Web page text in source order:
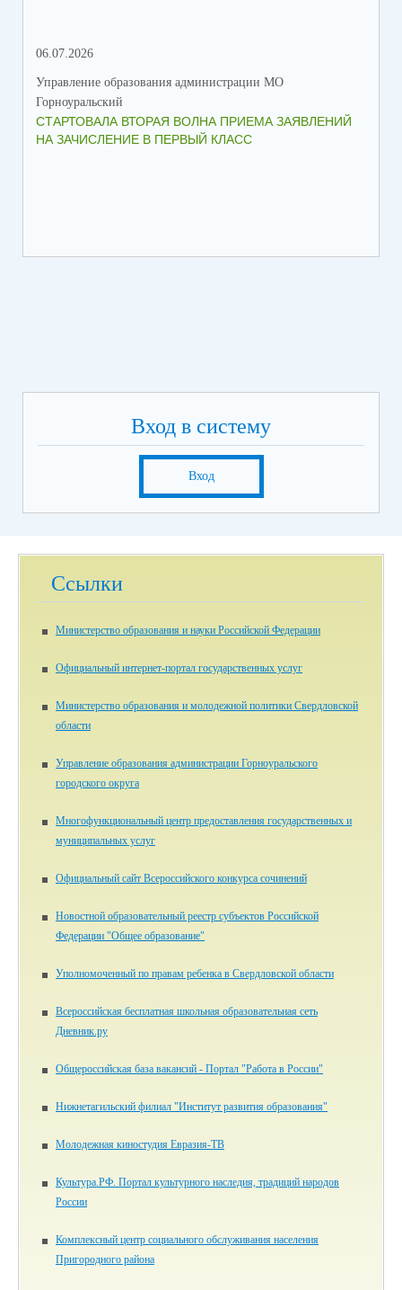
06.07.2026
Управление образования администрации МО
Горноуральский
СТАРТОВАЛА ВТОРАЯ ВОЛНА ПРИЕМА ЗАЯВЛЕНИЙ
НА ЗАЧИСЛЕНИЕ В ПЕРВЫЙ КЛАСС
Вход в систему
Вход
Ссылки
Министерство образования и науки Российской Федерации
Официальный интернет-портал государственных услуг
Министерство образования и молодежной политики Свердловской
области
Управление образования администрации Горноуральского
городского округа
Многофункциональный центр предоставления государственных и
муниципальных услуг
Официальный сайт Всероссийского конкурса сочинений
Новостной образовательный реестр субъектов Российской
Федерации "Общее образование"
Уполномоченный по правам ребенка в Свердловской области
Всероссийская бесплатная школьная образовательная сеть
Дневник.ру
Общероссийская база вакансий - Портал "Работа в России"
Нижнетагильский филиал "Институт развития образования"
Молодежная киностудия Евразия-ТВ
Культура.РФ. Портал культурного наследия, традиций народов
России
Комплексный центр социального обслуживания населения
Пригородного района